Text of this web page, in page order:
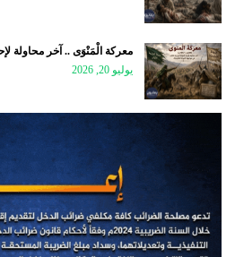
معركة الْمَنْوَى .. آخر محاولة
يوليو 20, 2026